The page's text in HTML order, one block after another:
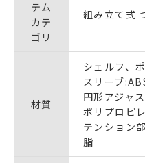
テム
カテ
ゴリ
組み立て式
材質
シェルフ、
スリーブ
円形アジャ
ポリプロピ
テンション
脂